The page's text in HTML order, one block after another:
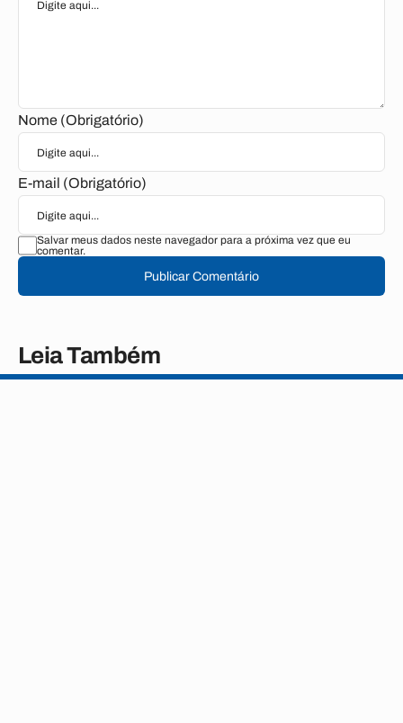
Nome (Obrigatório)
E-mail (Obrigatório)
Salvar meus dados neste navegador para a próxima vez que eu
comentar.
Publicar Comentário
Leia Também